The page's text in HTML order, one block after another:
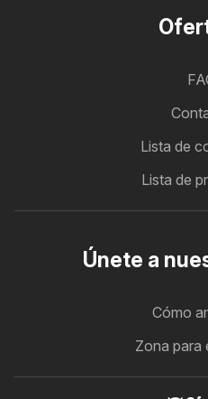
Lista de
Lista de
Únete a
Cómo
Zona para